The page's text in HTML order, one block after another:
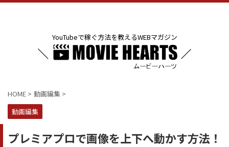
YouTubeで稼ぐ方法を教えるWEBマガジン
HOME > 動画編集 >
動画編集
プレミアプロで画像を上下へ動かす方法！